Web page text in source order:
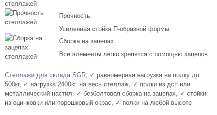
Прочность
Усиленная стойка П-образной формы.
Сборка на зацепах
Все элементы легко крепятся с помощью зацепов.
Стеллажи для склада SGR , ✓ равномерная нагрузка на полку до
500кг, ✓ нагрузка 2400кг. на весь стеллаж, ✓ полки из дсп или
металлический настил, ✓ безболтовая сборка на зацепах, ✓ стойки
из оцинковки или порошковый окрас, ✓ полки на любой высоте
Комплектующие для шкафов